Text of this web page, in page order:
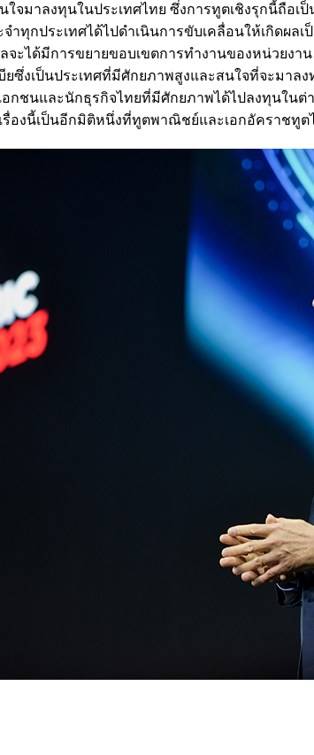
จมาลงทุนในประเทศไทย ซึ่งการทูตเชิงรุกนี้ถือเ
ทุกประเทศได้ไปดำเนินการขับเคลื่อนให้เกิดผล
จะได้มีการขยายขอบเขตการทำงานของหน่วยงา
ยซึ่งเป็นประเทศที่มีศักยภาพสูงและสนใจที่จะมา
ชนและนักธุรกิจไทยที่มีศักยภาพได้ไปลงทุนในต่า
รื่องนี้เป็นอีกมิติหนึ่งที่ทูตพาณิชย์และเอกอัคราชทู